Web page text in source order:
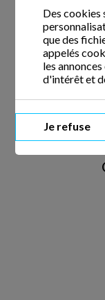
Des cookies
que des
appelés
les
d'intérêt et
Je refuse